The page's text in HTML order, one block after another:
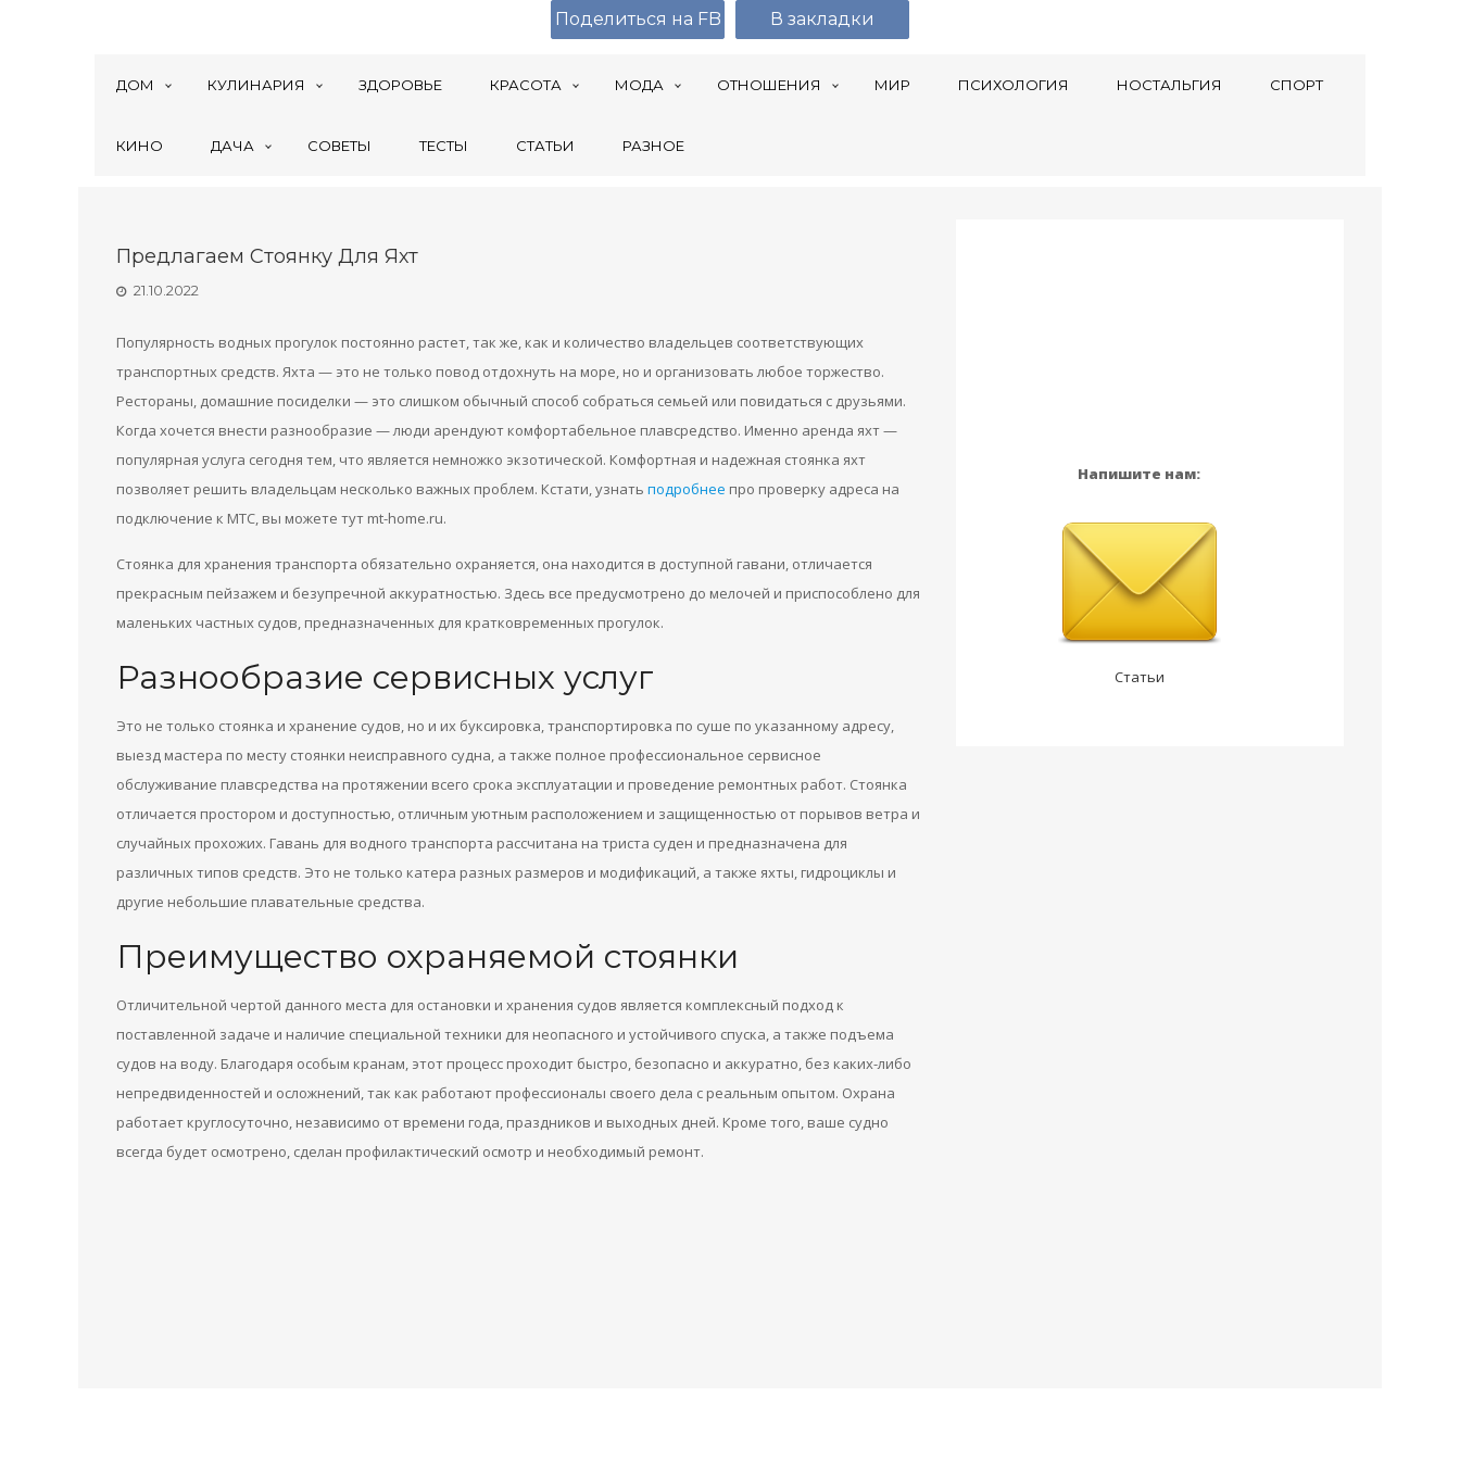
ДОМ КУЛИНАРИЯ ЗДОРОВЬЕ КРАСОТА МОДА ОТНОШЕНИЯ МИР ПСИХОЛОГИЯ НОСТАЛЬГИЯ СПОРТ
КИНО ДАЧА СОВЕТЫ ТЕСТЫ СТАТЬИ РАЗНОЕ
Предлагаем Стоянку Для Яхт
21.10.2022
Популярность водных прогулок постоянно растет, так же, как и количество владельцев соответствующих
транспортных средств. Яхта — это не только повод отдохнуть на море, но и организовать любое торжество.
Рестораны, домашние посиделки — это слишком обычный способ собраться семьей или повидаться с друзьями.
Когда хочется внести разнообразие — люди арендуют комфортабельное плавсредство. Именно аренда яхт —
популярная услуга сегодня тем, что является немножко экзотической. Комфортная и надежная стоянка яхт
позволяет решить владельцам несколько важных проблем. Кстати, узнать подробнее про проверку адреса на
подключение к МТС, вы можете тут mt-home.ru.
Стоянка для хранения транспорта обязательно охраняется, она находится в доступной гавани, отличается
прекрасным пейзажем и безупречной аккуратностью. Здесь все предусмотрено до мелочей и приспособлено для
маленьких частных судов, предназначенных для кратковременных прогулок.
Разнообразие сервисных услуг
Это не только стоянка и хранение судов, но и их буксировка, транспортировка по суше по указанному адресу,
выезд мастера по месту стоянки неисправного судна, а также полное профессиональное сервисное
обслуживание плавсредства на протяжении всего срока эксплуатации и проведение ремонтных работ. Стоянка
отличается простором и доступностью, отличным уютным расположением и защищенностью от порывов ветра и
случайных прохожих. Гавань для водного транспорта рассчитана на триста суден и предназначена для
различных типов средств. Это не только катера разных размеров и модификаций, а также яхты, гидроциклы и
другие небольшие плавательные средства.
Преимущество охраняемой стоянки
Отличительной чертой данного места для остановки и хранения судов является комплексный подход к
поставленной задаче и наличие специальной техники для неопасного и устойчивого спуска, а также подъема
судов на воду. Благодаря особым кранам, этот процесс проходит быстро, безопасно и аккуратно, без каких-либо
непредвиденностей и осложнений, так как работают профессионалы своего дела с реальным опытом. Охрана
работает круглосуточно, независимо от времени года, праздников и выходных дней. Кроме того, ваше судно
всегда будет осмотрено, сделан профилактический осмотр и необходимый ремонт.
Напишите нам:
Статьи
Поделиться на FB В закладки